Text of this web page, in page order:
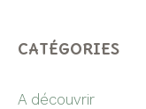
CATÉGORIES
A découvrir